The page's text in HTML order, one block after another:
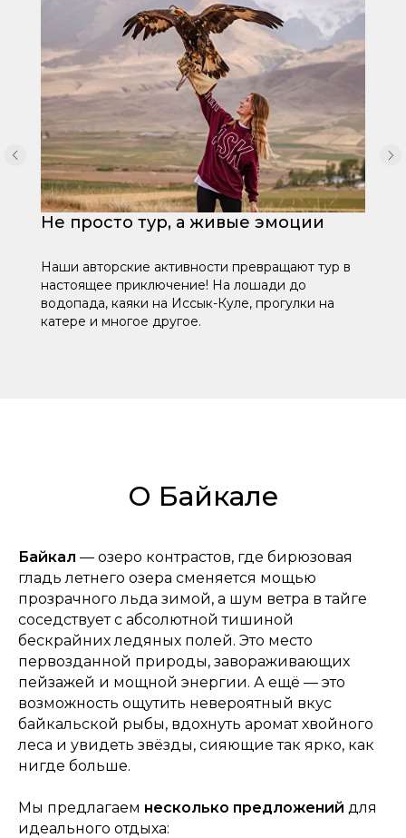
Не просто тур, а живые эмоции
Наши авторские активности превращают тур в
настоящее приключение! На лошади до
водопада, каяки на Иссык-Куле, прогулки на
катере и многое другое.
О Байкале
Байкал — озеро контрастов, где бирюзовая
гладь летнего озера сменяется мощью
прозрачного льда зимой, а шум ветра в тайге
соседствует с абсолютной тишиной
бескрайних ледяных полей. Это место
первозданной природы, завораживающих
пейзажей и мощной энергии. А ещё — это
возможность ощутить невероятный вкус
байкальской рыбы, вдохнуть аромат хвойного
леса и увидеть звёзды, сияющие так ярко, как
нигде больше.
Мы предлагаем несколько предложений для
идеального отдыха: